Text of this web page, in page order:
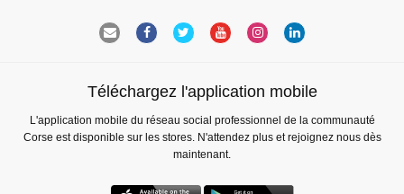
Téléchargez l'application mobile
L'application mobile du réseau social professionnel de la communauté
Corse est disponible sur les stores. N'attendez plus et rejoignez nous dès
maintenant.